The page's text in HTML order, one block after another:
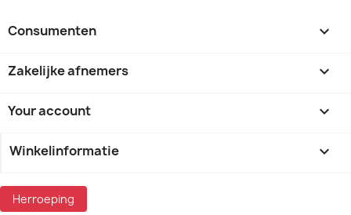
Consumenten 
Zakelijke afnemers 
Your account 
Winkelinformatie keyboard_arrow_down
Herroeping